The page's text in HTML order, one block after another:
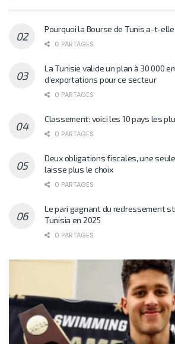
Pourquoi la Bourse de Tunis a-t-
0 PARTAGES
La Tunisie valide un plan à 30 000
d’exportations pour ce secteur
0 PARTAGES
Classement: voici les 10 pays les
0 PARTAGES
Deux obligations fiscales, une
laisse plus le choix
0 PARTAGES
Le pari gagnant du redressement
Tunisia en 2025
0 PARTAGES